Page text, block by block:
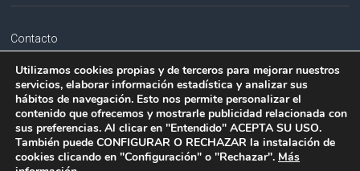
Contacto
Aviso legal
Política de privacidad
Política de cookies
Utilizamos cookies propias y de terceros para mejorar nuestros
servicios, elaborar información estadística y analizar sus
hábitos de navegación. Esto nos permite personalizar el
contenido que ofrecemos y mostrarle publicidad relacionada con
sus preferencias. Al clicar en "Entendido" ACEPTA SU USO.
También puede CONFIGURAR O RECHAZAR la instalación de
cookies clicando en "Configuración" o "Rechazar". Más